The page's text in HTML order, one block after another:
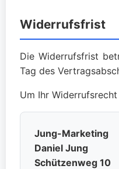
Widerrufsfrist
Die Widerrufsfrist
Tag des
Um Ihr
Jung-Marketing
Daniel Jung
Schützenweg 10